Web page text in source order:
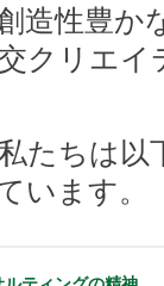
造性豊か
クリエ
たちは
います。